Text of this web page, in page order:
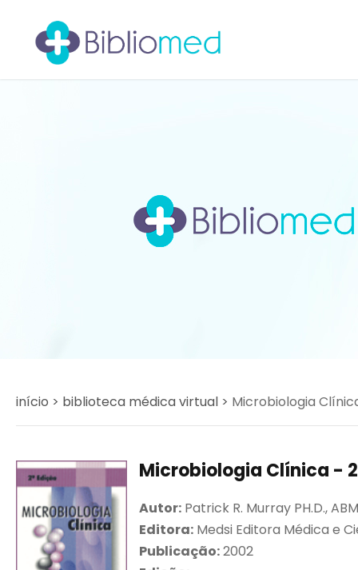
início > biblioteca médica virtual > Microbiologia
Microbiologia Clínica -
Autor: Patrick R. Murray PH.D.,
Editora: Medsi Editora Médica e
Publicação:2002